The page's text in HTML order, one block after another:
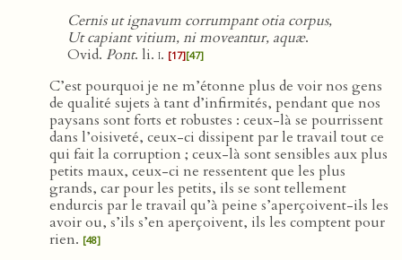
Cernis ut ignavum corrumpant otia corpus,
Ut capiant vitium, ni moveantur, aquæ.
Ovid. Pont. li. i. [17][47]
C’est pourquoi je ne m’étonne plus de voir nos gens
de qualité sujets à tant d’infirmités, pendant que nos
paysans sont forts et robustes : ceux-là se pourrissent
dans l’oisiveté, ceux-ci dissipent par le travail tout ce
qui fait la corruption ; ceux-là sont sensibles aux plus
petits maux, ceux-ci ne ressentent que les plus
grands, car pour les petits, ils se sont tellement
endurcis par le travail qu’à peine s’aperçoivent-ils les
avoir ou, s’ils s’en aperçoivent, ils les comptent pour
rien. [48]